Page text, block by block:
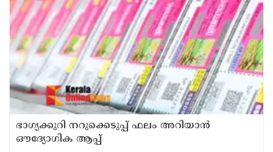
ഭാഗ്യക്കുറി നറുക്കെടുപ്പ് ഫലം അറിയാൻ
ഔദ്യോഗിക ആപ്പ്